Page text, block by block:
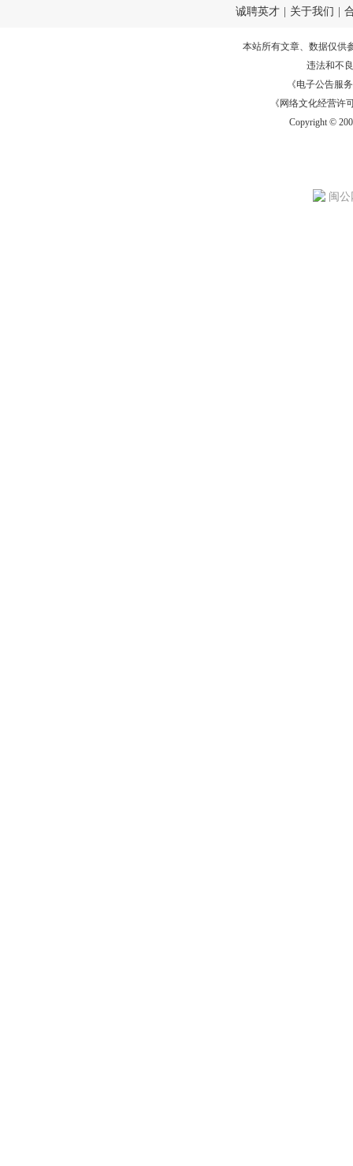
诚聘英才 关于我们
本站所有文章、数据仅供
违法和不
《电子公告服务
《网络文化经营许
Copyright ©
闽公